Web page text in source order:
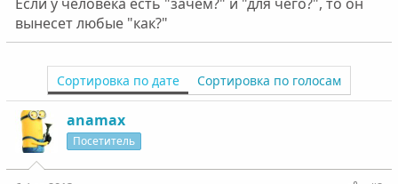
вынесет любые "как?"
Сортировка по дате Сортировка по голосам
anamax
Посетитель